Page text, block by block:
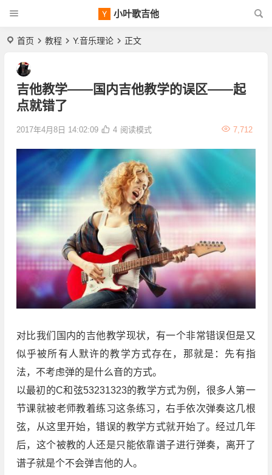
小叶歌吉他
首页 教程 Y.音乐理论 正文
吉他教学——国内吉他教学的误区——起
点就错了
2017年4月8日 14:02:09 7,712
4 阅读模式
对比我们国内的吉他教学现状，有一个非常错误但是又
似乎被所有人默许的教学方式存在，那就是：先有指
法，不考虑弹的是什么音的方式。
以最初的C和弦53231323的教学方式为例，很多人第一
节课就被老师教着练习这条练习，右手依次弹奏这几根
弦，从这里开始，错误的教学方式就开始了。经过几年
后，这个被教的人还是只能依靠谱子进行弹奏，离开了
谱子就是个不会弹吉他的人。